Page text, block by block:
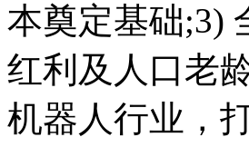
本奠定基础;3)
红利及人口
机器人行业，